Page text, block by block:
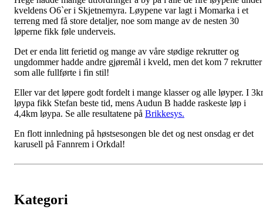
kveldens O6`er i Skjetnemyra. Løypene var lagt i Momarka i et
terreng med få store detaljer, noe som mange av de nesten 30
løperne fikk føle underveis.
Det er enda litt ferietid og mange av våre stødige rekrutter og
ungdommer hadde andre gjøremål i kveld, men det kom 7 rekrutter
som alle fullførte i fin stil!
Eller var det løpere godt fordelt i mange klasser og alle løyper. I
løypa fikk Stefan beste tid, mens Audun B hadde raskeste løp i
4,4km løypa. Se alle resultatene på Brikkesys.
En flott innledning på høstsesongen ble det og nest onsdag er det
karusell på Fannrem i Orkdal!
Kategori